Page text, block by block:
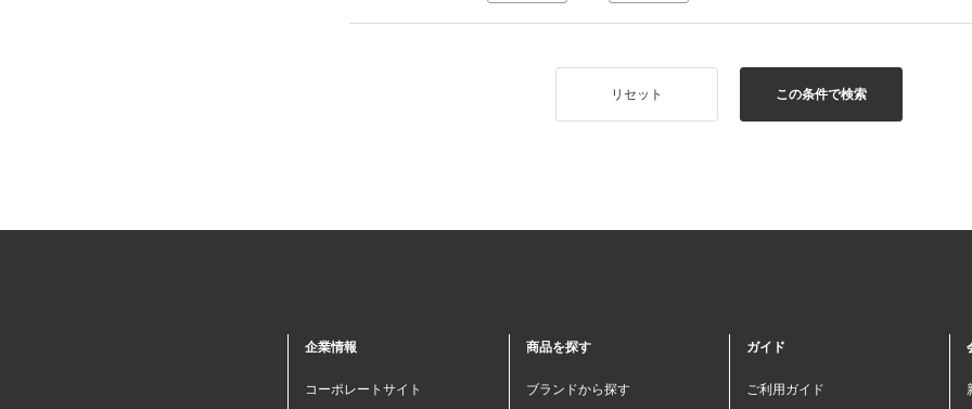
この条件で検索
リセット
企業情報
コーポレートサイト
商品を探す
ブランドから探す
ガイド
ご利用ガイド